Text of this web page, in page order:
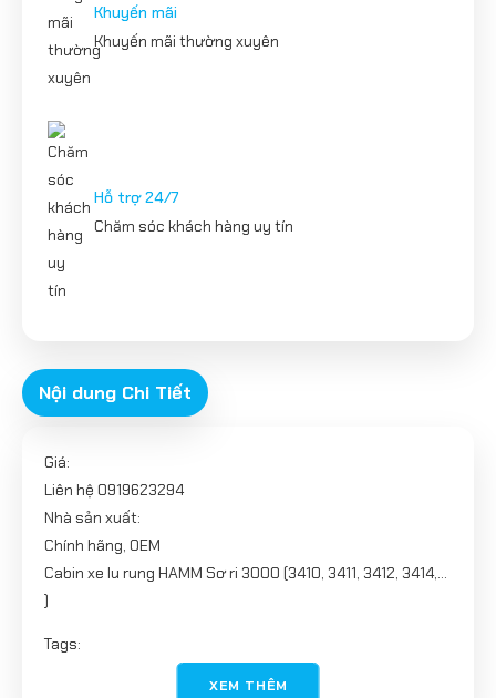
Khuyến mãi
Khuyến mãi thường xuyên
Hỗ trợ 24/7
Chăm sóc khách hàng uy tín
Nội dung Chi Tiết
Giá:
Liên hệ 0919623294
Nhà sản xuất:
Chính hãng, OEM
Cabin xe lu rung HAMM Sơ ri 3000 (3410, 3411, 3412, 3414,...
)
Tags:
XEM THÊM